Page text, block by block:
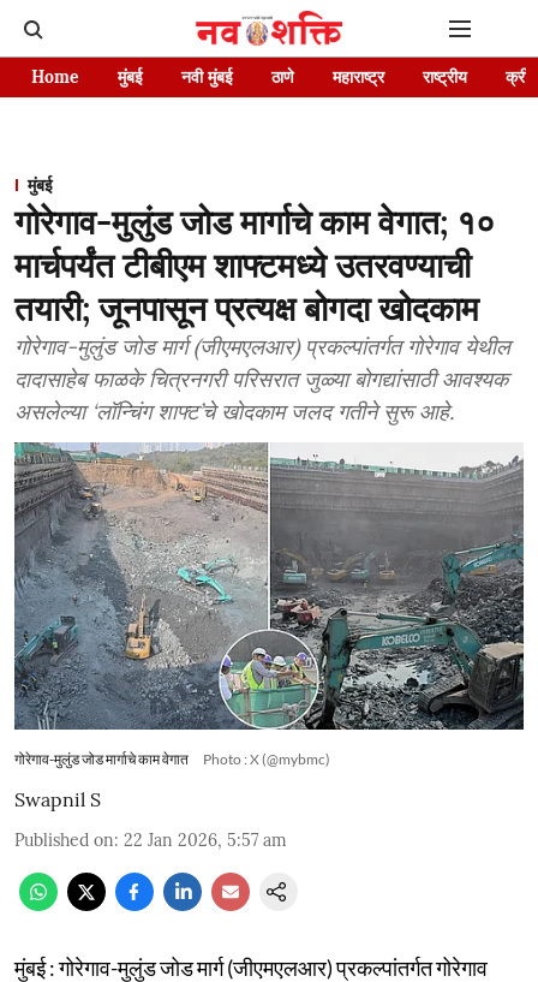
Home मुंबई नवी मुंबई ठाणे महाराष्ट्र राष्ट्रीय
मुंबई
गोरेगाव-मुलुंड जोड मार्गाचे काम वेगात; १०
मार्चपर्यंत टीबीएम शाफ्टमध्ये उतरवण्याची
तयारी; जूनपासून प्रत्यक्ष बोगदा खोदकाम
गोरेगाव-मुलुंड जोड मार्ग (जीएमएलआर) प्रकल्पांतर्गत गोरेगाव येथील
दादासाहेब फाळके चित्रनगरी परिसरात जुळ्या बोगद्यांसाठी आवश्यक
असलेल्या ‘लॉन्चिंग शाफ्ट’चे खोदकाम जलद गतीने सुरू आहे.
गोरेगाव-मुलुंड जोड मार्गाचे काम वेगात Photo : X (@mybmc)
Swapnil S
Published on: 22 Jan 2026, 5:57 am
मुंबई : गोरेगाव-मुलुंड जोड मार्ग (जीएमएलआर) प्रकल्पांतर्गत गोरेगाव